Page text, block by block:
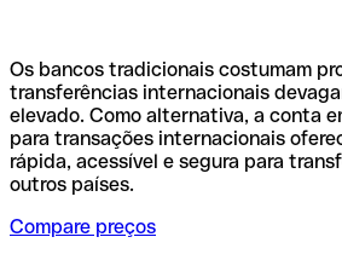
Os bancos tradicionais costumam
transferências internacionais
elevado. Como alternativa, a conta
para transações internacionais
rápida, acessível e segura para
outros países.
Compare preços